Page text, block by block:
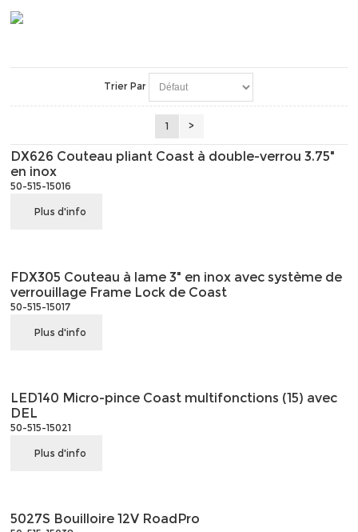
Trier Par
1 >
DX626 Couteau pliant Coast à double-verrou 3.75"
en inox
50-515-15016
Plus d'info
FDX305 Couteau à lame 3" en inox avec système de
verrouillage Frame Lock de Coast
50-515-15017
Plus d'info
LED140 Micro-pince Coast multifonctions (15) avec
DEL
50-515-15021
Plus d'info
5027S Bouilloire 12V RoadPro